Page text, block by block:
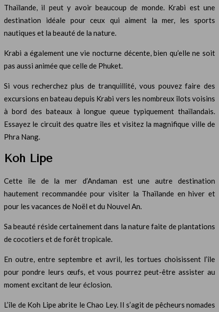
Thaïlande, il peut y avoir beaucoup de monde. Krabi est une
destination idéale pour ceux qui aiment la mer, les sports
nautiques et la beauté de la nature.
Krabi a également une vie nocturne décente, bien qu’elle ne soit
pas aussi animée que celle de Phuket.
Si vous recherchez plus de tranquillité, vous pouvez faire des
excursions en bateau depuis Krabi vers les nombreux îlots voisins
à bord des bateaux à longue queue typiquement thaïlandais.
Essayez le circuit des quatre îles et visitez la magnifique ville de
Phra Nang.
Koh Lipe
Cette île de la mer d’Andaman est une autre destination
hautement recommandée pour visiter la Thaïlande en hiver et
pour les vacances de Noël et du Nouvel An.
Sa beauté réside certainement dans la nature faite de plantations
de cocotiers et de forêt tropicale.
En outre, entre septembre et avril, les tortues choisissent l’île
pour pondre leurs œufs, et vous pourrez peut-être assister au
moment excitant de leur éclosion.
L’île de Koh Lipe abrite le Chao Ley. Il s’agit de pêcheurs nomades